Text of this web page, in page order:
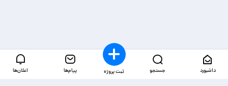
داشبورد جستجو ثبت پروژه پیام‌ها اعلان‌ها